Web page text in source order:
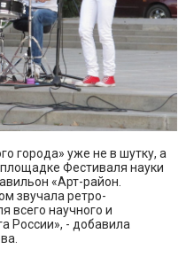
города» уже не в шутку, а
Фестиваля науки
«Арт-район.
звучала ретро-
всего научного и
России», - добавила